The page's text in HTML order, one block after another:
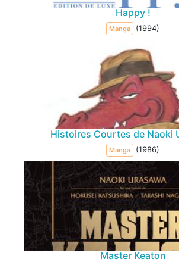
Happy !
Manga (1994)
Histoires Courtes de Naoki
Manga (1986)
Master Keaton